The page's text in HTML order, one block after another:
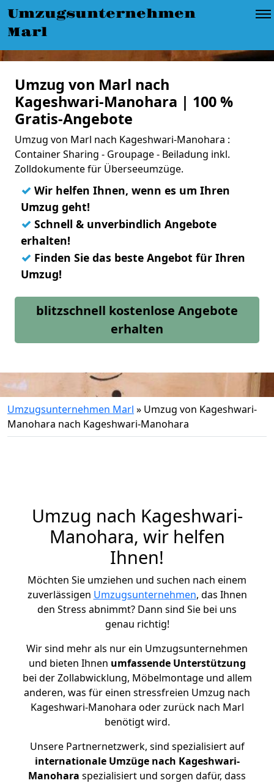
Umzugsunternehmen
Marl
Umzug von Marl nach
Kageshwari-Manohara | 100 %
Gratis-Angebote
Umzug von Marl nach Kageshwari-Manohara :
Container Sharing - Groupage - Beiladung inkl.
Zolldokumente für Überseeumzüge.
✓ Wir helfen Ihnen, wenn es um Ihren
Umzug geht!
✓ Schnell & unverbindlich Angebote
erhalten!
✓ Finden Sie das beste Angebot für Ihren
Umzug!
blitzschnell kostenlose Angebote
erhalten
Umzugsunternehmen Marl » Umzug von Kageshwari-
Manohara nach Kageshwari-Manohara
Umzug nach Kageshwari-
Manohara, wir helfen
Ihnen!
Möchten Sie umziehen und suchen nach einem
zuverlässigen Umzugsunternehmen, das Ihnen
den Stress abnimmt? Dann sind Sie bei uns
genau richtig!
Wir sind mehr als nur ein Umzugsunternehmen
und bieten Ihnen umfassende Unterstützung
bei der Zollabwicklung, Möbelmontage und allem
anderen, was für einen stressfreien Umzug nach
Kageshwari-Manohara oder zurück nach Marl
benötigt wird.
Unsere Partnernetzwerk, sind spezialisiert auf
internationale Umzüge nach Kageshwari-
Manohara spezialisiert und sorgen dafür, dass